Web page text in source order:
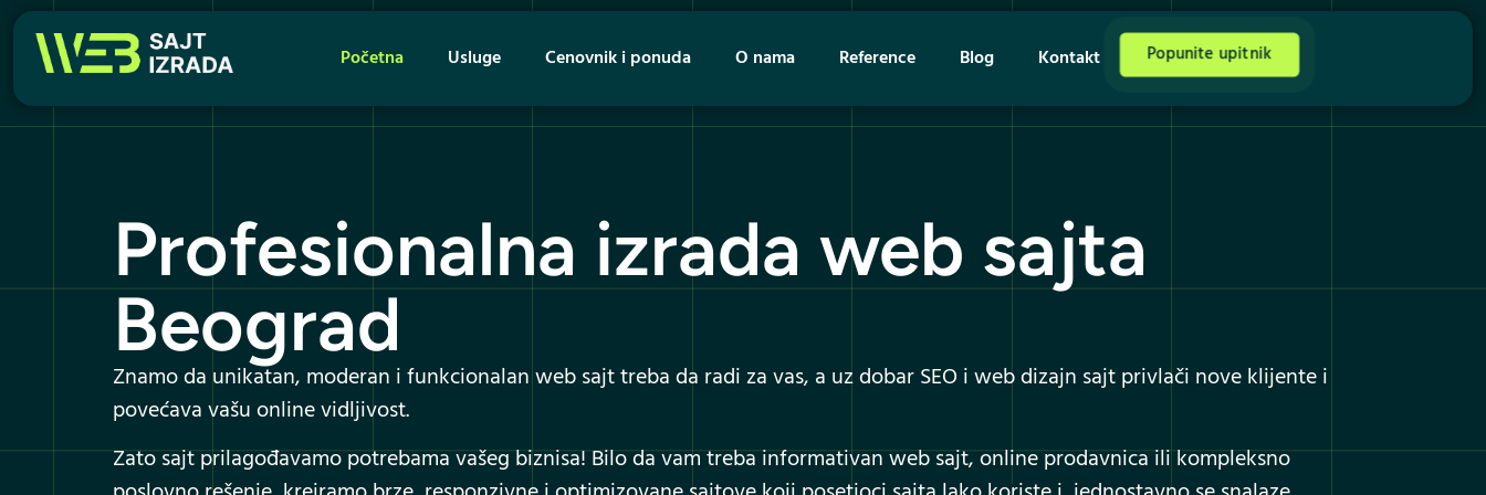
Početna Usluge Cenovnik i ponuda O nama Reference Blog Kontakt Popunite upitnik
Profesionalna izrada web sajta
Beograd
Znamo da unikatan, moderan i funkcionalan web sajt treba da radi za vas, a uz dobar SEO i web dizajn sajt privlači nove klijente i
povećava vašu online vidljivost.
Zato sajt prilagođavamo potrebama vašeg biznisa! Bilo da vam treba informativan web sajt, online prodavnica ili kompleksno